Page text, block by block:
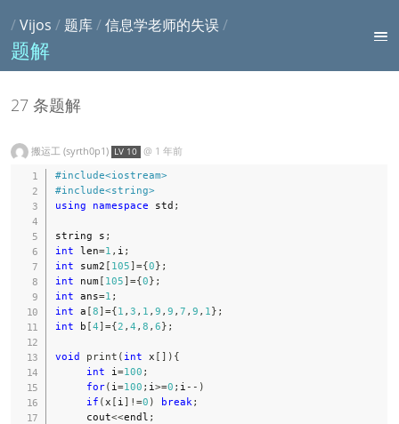
/Vijos / 题库/信息学老师的失误/
题解
27 条题解
搬运工 (syrth0p1) LV 10 @ 1 年前
#include<iostream>
#include<string>
using
namespace std ;
string s ;
int len=1 , i ;
int sum2 [ 105]={0} ;
int num [ 105]={0} ;
int ans=1 ;
int a [8]={1 , 3 , 1 , 9 , 9 , 7 , 9 , 1 } ;
int b [4]={2 , 4 , 8 , 6} ;
void print ( int x [ ] ) {
int i =100 ;
for( i =100 ; i >=0 ; i -- )
if ( x [ i ] !=0 ) break ;
     cout
<<endl ;